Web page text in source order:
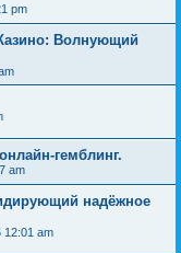
pm
Волнующий
гемблинг.
am
надёжное
12:01 am